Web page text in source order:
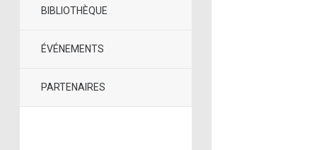
BIBLIOTHÈQUE
ÉVÉNEMENTS
PARTENAIRES